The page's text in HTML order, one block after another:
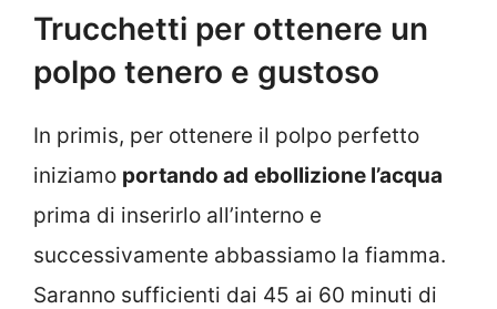
Trucchetti per ottenere un
polpo tenero e gustoso
In primis, per ottenere il polpo perfetto
iniziamo portando ad ebollizione l’acqua
prima di inserirlo all’interno e
successivamente abbassiamo la fiamma.
Saranno sufficienti dai 45 ai 60 minuti di